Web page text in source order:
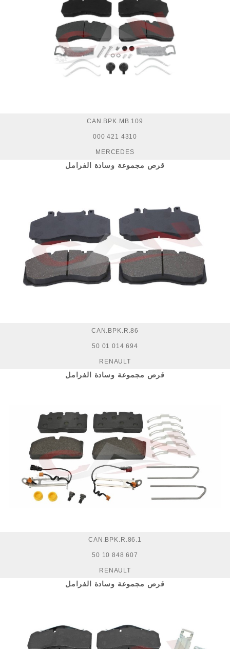
CAN.BPK.MB.109
000 421 4310
MERCEDES
قرص مجموعة وسادة الفرامل
CAN.BPK.R.86
50 01 014 694
RENAULT
قرص مجموعة وسادة الفرامل
CAN.BPK.R.86.1
50 10 848 607
RENAULT
قرص مجموعة وسادة الفرامل